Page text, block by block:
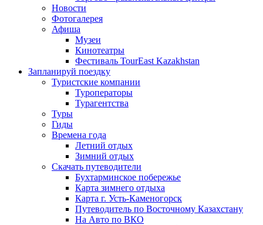
Новости
Фотогалерея
Афиша
Музеи
Кинотеатры
Фестиваль TourEast Kazakhstan
Запланируй поездку
Туристские компании
Туроператоры
Турагентства
Туры
Гиды
Времена года
Летний отдых
Зимний отдых
Скачать путеводители
Бухтарминское побережье
Карта зимнего отдыха
Карта г. Усть-Каменогорск
Путеводитель по Восточному Казахстану
На Авто по ВКО